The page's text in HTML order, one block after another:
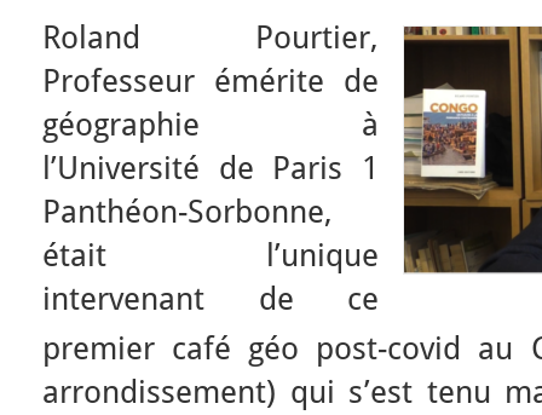
Roland Pourtier,
Professeur émérite de
géographie à
l’Université de Paris 1
Panthéon-Sorbonne,
était l’unique
intervenant de ce
premier café géo post-covid au
arrondissement) qui s’est tenu